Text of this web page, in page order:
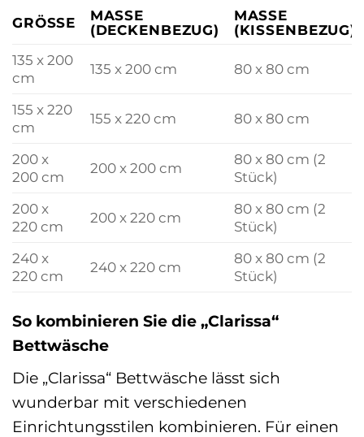
GRÖSSE
MASSE (
DECKENBEZUG)
MASSE (
KISSENBEZUG)
135 x 200
cm
135 x 200 cm 80 x 80 cm
155 x 220
cm
155 x 220 cm 80 x 80 cm
200 x
200 cm
200 x 200 cm
80 x 80 cm (2
Stück)
200 x
220 cm
200 x 220 cm
80 x 80 cm (2
Stück)
240 x
220 cm
240 x 220 cm
80 x 80 cm (2
Stück)
So kombinieren Sie die „Clarissa“
Bettwäsche
Die „Clarissa“ Bettwäsche lässt sich
wunderbar mit verschiedenen
Einrichtungsstilen kombinieren. Für einen